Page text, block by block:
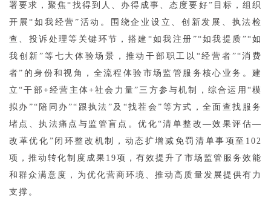
署要求，聚焦“找得到人、办得成事、态度要好”目标，组织
开展“如我经营”活动。围绕企业设立、创新发展、执法检
查、投诉处理等关键环节，搭建“如我注册”“如我提质”“如
我创新”等七大体验场景，推动干部职工以“经营者”“消费
者”的身份和视角，全流程体验市场监管服务核心业务。建
立“干部+经营主体+社会力量”三方参与机制，综合运用“模
拟办”“陪同办”“跟执法”及“找茬会”等方式，全面查找服务
堵点、执法痛点与监管盲点。优化“清单整改—效果评估—
改革优化”闭环整改机制，动态扩增减免罚清单事项至102
项，推动转化制度成果19项，有效提升了市场监管服务效能
和群众满意度，为优化营商环境、推动高质量发展提供有力
支撑。